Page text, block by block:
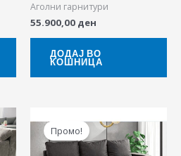
Аголни гарнитури
55.900,00 ден
ДОДАЈ ВО
КОШНИЦА
Промо!
price
was:
27.670,00 ден.